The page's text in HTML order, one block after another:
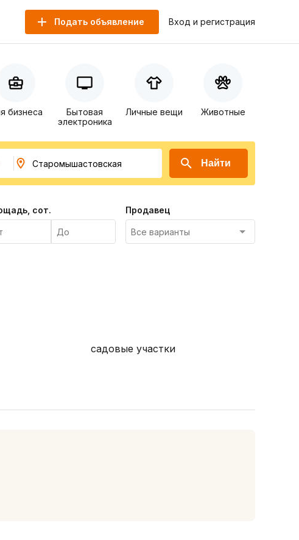
Подать объявление Вход и регистрация
бизнеса
Бытовая
электроника
Личные вещи Животные
Найти
сот. Продавец
садовые участки